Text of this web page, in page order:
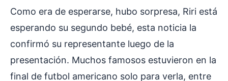
Como era de esperarse, hubo sorpresa, Riri está
esperando su segundo bebé, esta noticia la
confirmó su representante luego de la
presentación. Muchos famosos estuvieron en la
final de futbol americano solo para verla, entre